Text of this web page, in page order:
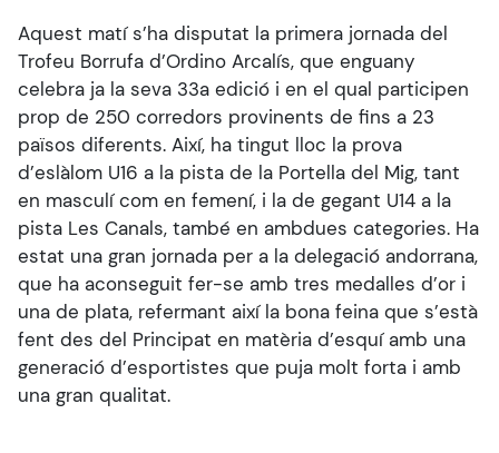
Aquest matí s’ha disputat la primera jornada del
Trofeu Borrufa d’Ordino Arcalís, que enguany
celebra ja la seva 33a edició i en el qual participen
prop de 250 corredors provinents de fins a 23
països diferents. Així, ha tingut lloc la prova
d’eslàlom U16 a la pista de la Portella del Mig, tant
en masculí com en femení, i la de gegant U14 a la
pista Les Canals, també en ambdues categories. Ha
estat una gran jornada per a la delegació andorrana,
que ha aconseguit fer-se amb tres medalles d’or i
una de plata, refermant així la bona feina que s’està
fent des del Principat en matèria d’esquí amb una
generació d’esportistes que puja molt forta i amb
una gran qualitat.